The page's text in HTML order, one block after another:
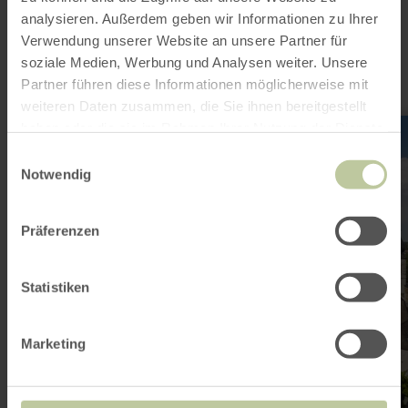
analysieren. Außerdem geben wir Informationen zu Ihrer
Verwendung unserer Website an unsere Partner für
soziale Medien, Werbung und Analysen weiter. Unsere
Partner führen diese Informationen möglicherweise mit
weiteren Daten zusammen, die Sie ihnen bereitgestellt
Notwendig
Präferenzen
Statistiken
Marketing
sein
erfahren
Wasserburgen-
Route